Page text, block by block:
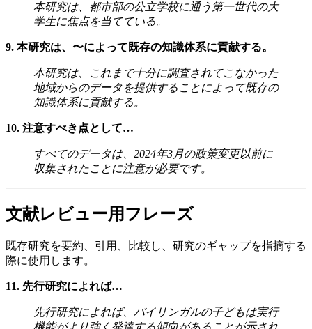
本研究は、都市部の公立学校に通う第一世代の大
学生に焦点を当てている。
9. 本研究は、〜によって既存の知識体系に貢献する。
本研究は、これまで十分に調査されてこなかった
地域からのデータを提供することによって既存の
知識体系に貢献する。
10. 注意すべき点として…
すべてのデータは、2024年3月の政策変更以前に
収集されたことに注意が必要です。
文献レビュー用フレーズ
既存研究を要約、引用、比較し、研究のギャップを指摘する
際に使用します。
11. 先行研究によれば…
先行研究によれば、バイリンガルの子どもは実行
機能がより強く発達する傾向があることが示され